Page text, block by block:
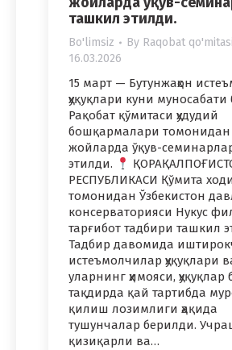
ташкил этилди.
Bo'limsiz By Raqobat qo'mitasi
16.03.2026
15 март — Бутунжаҳон
ҳуқуқлари куни
Рақобат қўмитаси ҳудудий
бошқармалари томонидан
жойларда ўқув-
этилди.
РЕСПУБЛИКАСИ Қўмита
томонидан Ўзбекистон
консерваторияси Нукус
тарғибот тадбири ташкил
Тадбир давомида
истеъмолчилар ҳуқуқлари
уларнинг ҳимояси, ҳуқуқлар
тақдирда қай тартибда
қилиш лозимлиги ҳақида
тушунчалар берилди.
қизиқарли ва…